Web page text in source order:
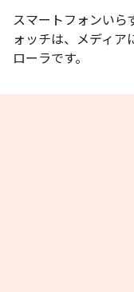
スマートフォンいら
ォッチは、メディア
ローラです。